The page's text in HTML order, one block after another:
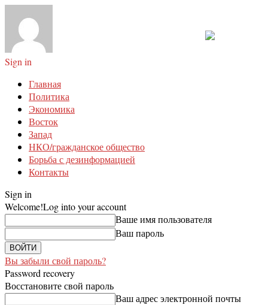
Sign in
Главная
Политика
Экономика
Восток
Запад
НКО/гражданское общество
Борьба с дезинформацией
Контакты
Sign in
Welcome!Log into your account
Ваше имя пользователя
Ваш пароль
Вы забыли свой пароль?
Password recovery
Восстановите свой пароль
Ваш адрес электронной почты